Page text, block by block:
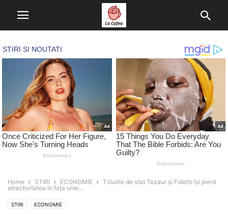
Home STIRI ECONOMIE
Titlurile de stat Tezaur și Fidelis își pierd
atractivitatea în fața unei...
STIRI ECONOMIE